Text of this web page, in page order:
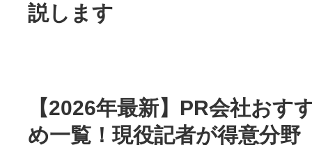
説します
【2026年最新】PR会社おす
め一覧！現役記者が得意分野